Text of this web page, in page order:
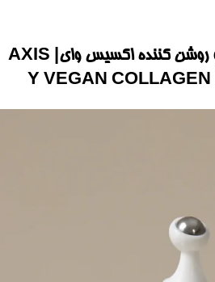
کرم دورچشم کلاژن ساز و روشن کننده اکسیس وای| AXIS
Y VEGAN COLLAGEN